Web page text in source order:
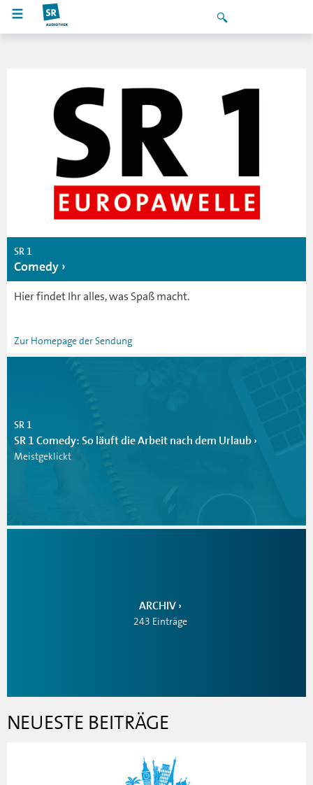
SR 1
Comedy
Hier findet Ihr alles, was Spaß macht.
Zur Homepage der Sendung
SR 1
SR 1 Comedy: So läuft die Arbeit nach dem Urlaub
Meistgeklickt
ARCHIV
243 Einträge
NEUESTE BEITRÄGE